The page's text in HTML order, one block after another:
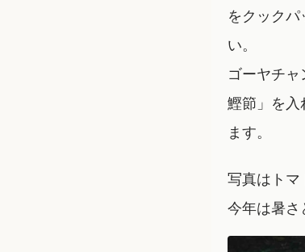
をクック
い。
ゴーヤチャ
鰹節」を
ます。
写真はトマ
今年は暑